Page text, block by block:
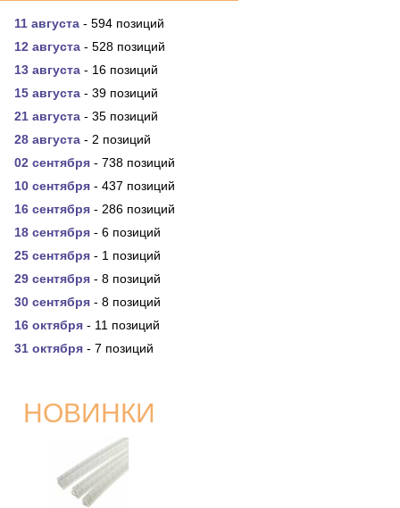
11 августа - 594 позиций
12 августа - 528 позиций
13 августа - 16 позиций
15 августа - 39 позиций
21 августа - 35 позиций
28 августа - 2 позиций
02 сентября - 738 позиций
10 сентября - 437 позиций
16 сентября - 286 позиций
18 сентября - 6 позиций
25 сентября - 1 позиций
29 сентября - 8 позиций
30 сентября - 8 позиций
16 октября - 11 позиций
31 октября - 7 позиций
НОВИНКИ